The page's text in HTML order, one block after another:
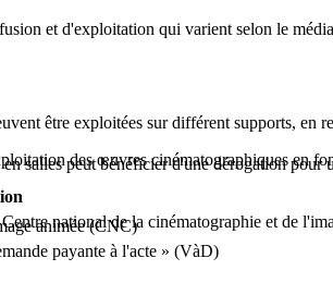
et d'exploitation qui varient selon le
être exploitées sur différent supports, en
des œuvres cinématographiques en
payante à l'acte » (VàD)
salles peut bénéficier d'une dérogation
national de la cinématographie et de
animée (CNC)